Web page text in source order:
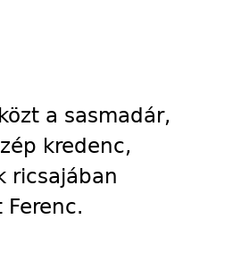
a sasmadár,
kredenc,
ricsajában